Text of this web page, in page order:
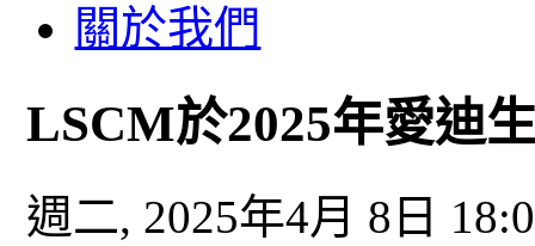
關於我們
LSCM於2025年愛迪
週二, 2025年4月 8日